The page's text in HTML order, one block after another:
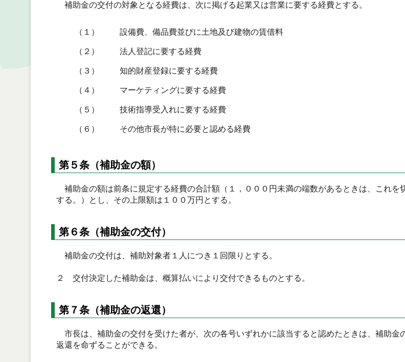
補助金の交付の対象となる経費は、次に掲げる起業又は営業に要する経費とする。
（１） 設備費、備品費並びに土地及び建物の賃借料
（２） 法人登記に要する経費
（３） 知的財産登録に要する経費
（４） マーケティングに要する経費
（５） 技術指導受入れに要する経費
（６） その他市長が特に必要と認める経費
第５条（補助金の額）
補助金の額は前条に規定する経費の合計額（１，０００円未満の端数があるときは、これを
する。）とし、その上限額は１００万円とする。
第６条（補助金の交付）
補助金の交付は、補助対象者１人につき１回限りとする。
２ 交付決定した補助金は、概算払いにより交付できるものとする。
第７条（補助金の返還）
市長は、補助金の交付を受けた者が、次の各号いずれかに該当すると認めたときは、補助金
返還を命ずることができる。